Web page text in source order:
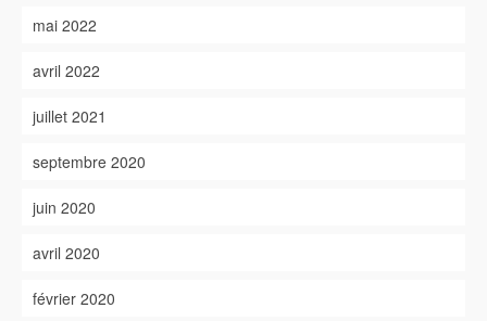
mai 2022
avril 2022
juillet 2021
septembre 2020
juin 2020
avril 2020
février 2020